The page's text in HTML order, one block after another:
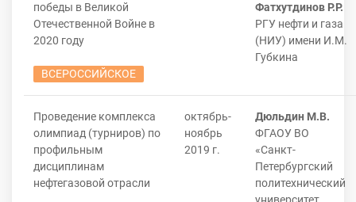
победы в Великой
Отечественной Войне в
2020 году
ВСЕРОССИЙСКОЕ
Фатхутдинов Р.Р.
РГУ нефти и газа
(НИУ) имени И.М.
Губкина
Проведение комплекса
олимпиад (турниров) по
профильным
дисциплинам
нефтегазовой отрасли
октябрь-
ноябрь
2019 г.
Дюльдин М.В.
ФГАОУ ВО
«Санкт-
Петербургский
политехнический